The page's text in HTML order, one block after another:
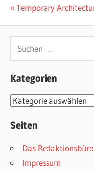
Vorheriger
Temporary
Suchen
nach:
Kategorien
Kategorien
Seiten
Das Redaktionsbüro
Impressum